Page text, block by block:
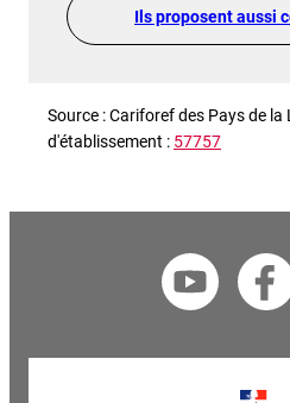
Ils proposent aussi
Source : Cariforef des Pays de la
d'établissement : 57757